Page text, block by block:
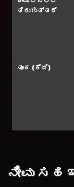
ತಿರುಗುತ್ತದೆ
ತೂಕ (ಕೆಜಿ)
ನೀವು